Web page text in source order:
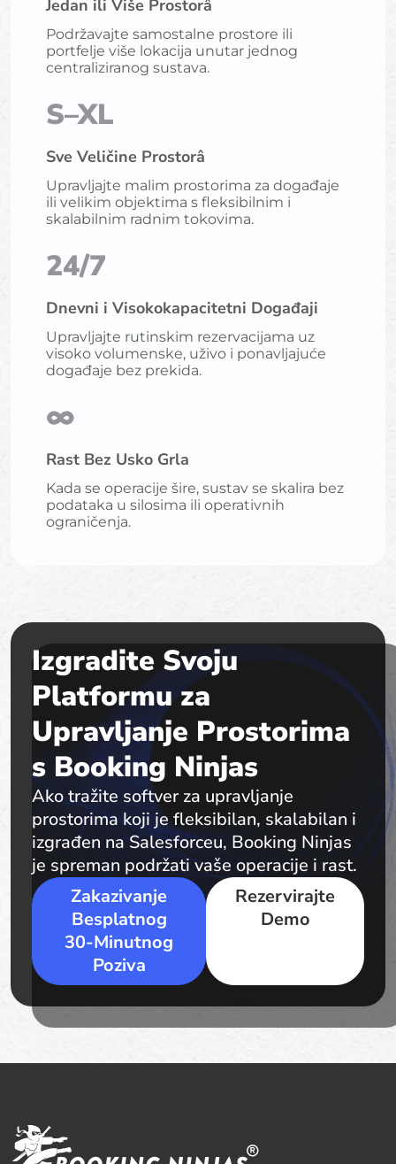
Jedan ili Više Prostorâ
Podržavajte samostalne prostore ili
portfelje više lokacija unutar jednog
centraliziranog sustava.
S–XL
Sve Veličine Prostorâ
Upravljajte malim prostorima za događaje
ili velikim objektima s fleksibilnim i
skalabilnim radnim tokovima.
24/7
Dnevni i Visokokapacitetni Događaji
Upravljajte rutinskim rezervacijama uz
visoko volumenske, uživo i ponavljajuće
događaje bez prekida.
∞
Rast Bez Usko Grla
Kada se operacije šire, sustav se skalira bez
podataka u silosima ili operativnih
ograničenja.
Izgradite Svoju
Platformu za
Upravljanje Prostorima
s Booking Ninjas
Ako tražite softver za upravljanje
prostorima koji je fleksibilan, skalabilan i
izgrađen na Salesforceu, Booking Ninjas
je spreman podržati vaše operacije i rast.
Zakazivanje
Besplatnog
30-Minutnog
Poziva
Rezervirajte
Demo